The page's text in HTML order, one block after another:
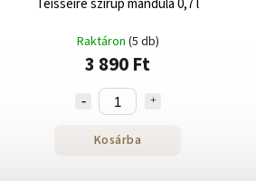
Teisseire szirup mandula 0,7 l
Raktáron (5 db)
3 890 Ft
Kosárba